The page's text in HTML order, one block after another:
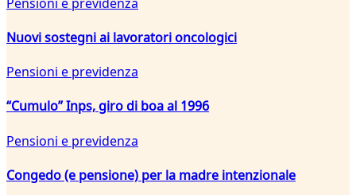
Nuovi sostegni ai lavoratori oncologici
Pensioni e previdenza
“Cumulo” Inps, giro di boa al 1996
Pensioni e previdenza
Congedo (e pensione) per la madre intenzionale